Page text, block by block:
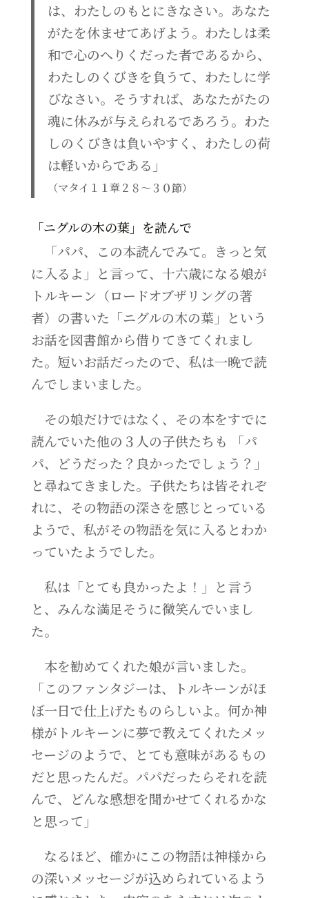
は、わたしのもとにきなさい。あなた
がたを休ませてあげよう。わたしは柔
和で心のへりくだった者であるから、
わたしのくびきを負うて、わたしに学
びなさい。そうすれば、あなたがたの
魂に休みが与えられるであろう。わた
しのくびきは負いやすく、わたしの荷
は軽いからである」
（マタイ１１章２８～３０節）
「ニグルの木の葉」を読んで
「パパ、この本読んでみて。きっと気
に入るよ」と言って、十六歳になる娘が
トルキーン（ロードオブザリングの著
者）の書いた「ニグルの木の葉」という
お話を図書館から借りてきてくれまし
た。短いお話だったので、私は一晩で読
んでしまいました。
その娘だけではなく、その本をすでに
読んでいた他の３人の子供たちも 「パ
パ、どうだった？良かったでしょう？」
と尋ねてきました。子供たちは皆それぞ
れに、その物語の深さを感じとっている
ようで、私がその物語を気に入るとわか
っていたようでした。
私は「とても良かったよ！」と言う
と、みんな満足そうに微笑んでいまし
た。
本を勧めてくれた娘が言いました。
「このファンタジーは、トルキーンがほ
ぼ一日で仕上げたものらしいよ。何か神
様がトルキーンに夢で教えてくれたメッ
セージのようで、とても意味があるもの
だと思ったんだ。パパだったらそれを読
んで、どんな感想を聞かせてくれるかな
と思って」
なるほど、確かにこの物語は神様から
の深いメッセージが込められているよう